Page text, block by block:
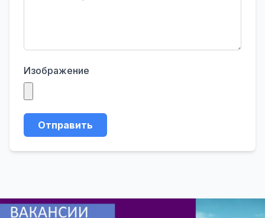
Изображение
Отправить